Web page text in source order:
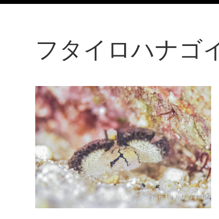
フタイロハナゴ